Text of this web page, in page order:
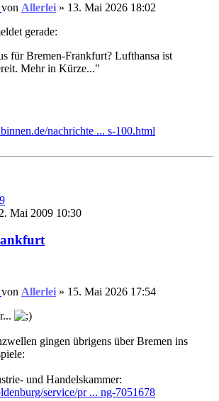
von Allerlei » 13. Mai 2026 18:02
gerade:
für Bremen-Frankfurt? Lufthansa ist
Mehr in Kürze..."
nachrichte ... s-100.html
Mai 2009 10:30
von Allerlei » 15. Mai 2026 17:54
gingen übrigens über Bremen ins
und Handelskammer:
service/pr ... ng-7051678